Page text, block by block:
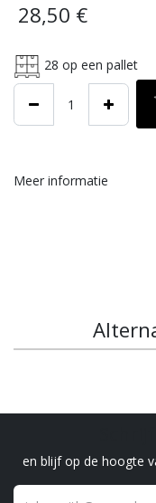
28,50 €
28 op een pallet
Meer informatie
en blijf op de hoogte